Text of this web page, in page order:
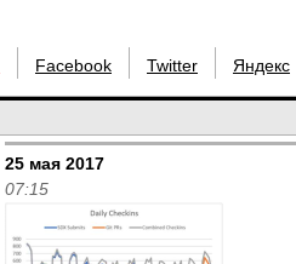
Facebook Twitter Яндекс
25 мая 2017
07:15